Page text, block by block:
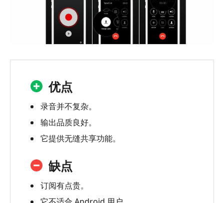
优点
录音并不复杂。
输出品质良好。
它提供无缝共享功能。
缺点
订阅有点贵。